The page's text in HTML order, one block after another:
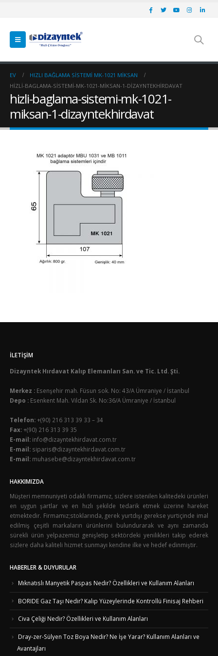
EV
HIZLI BAĞLAMA SISTEMI MK-1021 MİKSAN
HIZLI-BAGLAMA-SISTEMI-MK-1021-MIKSAN-1-DIZAYNTEKHIRDAVAT
hizli-baglama-sistemi-mk-1021-
miksan-1-dizayntekhirdavat
İLETIŞIM
Dizayntek Hırdavat Kalıp Elemanları San. ve Tic. Ltd. Şti.
Merkez : Esenşehir mah. Füsun sok. No: 43/A Ümraniye / İstanbul
Depo : Esenkent Mah. Vildan Sk. No:36/A Ümraniye / İstanbul
Telefon:+(90) 216 313 39 33 – 34
Fax:+(90) 216 313 39 35
E-mail: info@dizayntekhirdavat.com.tr
E-mail: siparis@dizayntekhirdavat.com.tr
E-mail: muhasebe@dizayntekhirdavat.com.tr
HAKKIMIZDA
Müşteri memnuniyeti odaklı firmamız, sizlere istenilen kalitedeki ürünleri
en uygun şartlar ve en hızlı şekilde tedarik etmek üzerine hareket
etmektedir. Firmamız;stoklarında, gerek yurtdışı gerekse yurtiçinde imal
edilmiş çeşitli markaların ürünlerini bulundurarak ve aynı zamanda
sürekli ürün yelpazemizi genişletip sektördeki yenilikleri takip ederek
sizlere daha kaliteli hizmet sunmayı kendine ilke ve hedef edinmiştir.
HABERLER & DUYURULAR
Mıknatıslı Manyetik Paspas Nedir? Özellikleri ve Kullanım Alanları
BORIDE Gaz Taşı Nedir? Kalıp Yüzeylerinde Kontrollü Finisaj Rehberi
Civa Çeliği Nedir? Özellikleri ve Kullanım Alanları
Dray-zer-Sülyen Toz Boya Nedir? Ne İşe Yarar? Kullanım Alanları ve
Avantajları